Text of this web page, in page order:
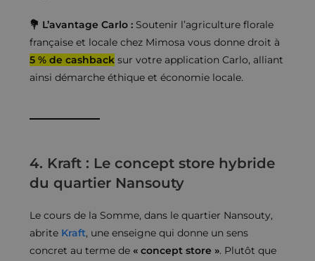
💐 L’avantage Carlo : Soutenir l’agriculture florale
française et locale chez Mimosa vous donne droit à
5 % de cashback sur votre application Carlo, alliant
ainsi démarche éthique et économie locale.
4. Kraft : Le concept store hybride
du quartier Nansouty
Le cours de la Somme, dans le quartier Nansouty,
abrite Kraft, une enseigne qui donne un sens
concret au terme de « concept store ». Plutôt que